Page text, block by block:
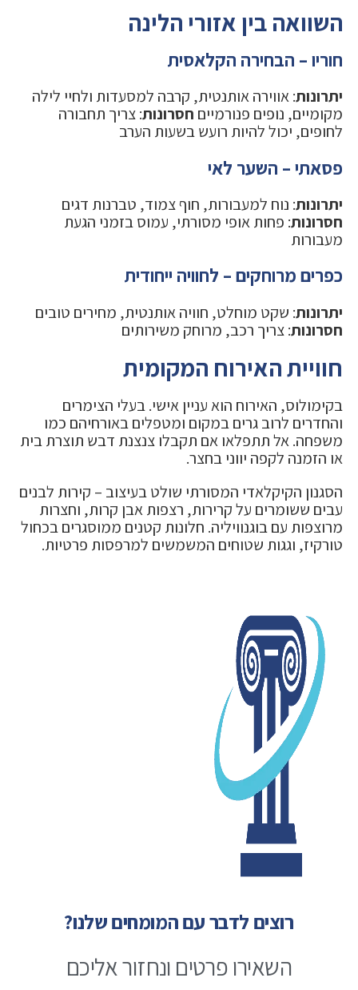
השוואה בין אזורי הלינה
חוריו – הבחירה הקלאסית
יתרונות: אווירה אותנטית, קרבה למסעדות ולחיי לילה
מקומיים, נופים פנורמיים חסרונות: צריך תחבורה
לחופים, יכול להיות רועש בשעות הערב
פסאתי – השער לאי
יתרונות: נוח למעבורות, חוף צמוד, טברנות דגים
חסרונות: פחות אופי מסורתי, עמוס בזמני הגעת
מעבורות
כפרים מרוחקים – לחוויה ייחודית
יתרונות: שקט מוחלט, חוויה אותנטית, מחירים טובים
חסרונות: צריך רכב, מרוחק משירותים
חוויית האירוח המקומית
בקימולוס, האירוח הוא עניין אישי. בעלי הצימרים
והחדרים לרוב גרים במקום ומטפלים באורחיהם כמו
משפחה. אל תתפלאו אם תקבלו צנצנת דבש תוצרת בית
או הזמנה לקפה יווני בחצר.
הסגנון הקיקלאדי המסורתי שולט בעיצוב – קירות לבנים
עבים ששומרים על קרירות, רצפות אבן קרות, וחצרות
מרוצפות עם בוגנוויליה. חלונות קטנים ממוסגרים בכחול
טורקיז, וגגות שטוחים המשמשים למרפסות פרטיות.
רוצים לדבר עם המומחים שלנו?
השאירו פרטים ונחזור אליכם